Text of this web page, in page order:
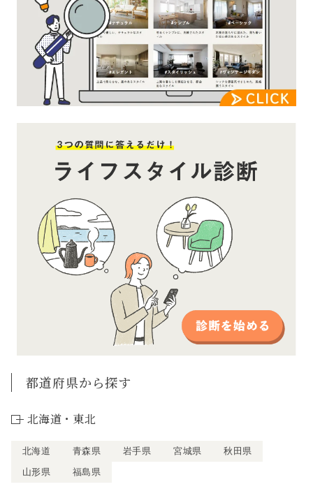
都道府県から探す
北海道・東北
北海道 青森県 岩手県 宮城県
秋田県
山形県
福島県